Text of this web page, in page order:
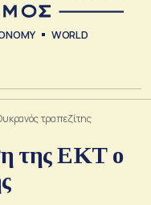
WORLD
τραπεζίτης
της ΕΚΤ ο